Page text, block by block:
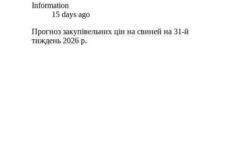
Information
15 days ago
Прогноз закупівельних цін на свиней на 31-й
тиждень 2026 р.